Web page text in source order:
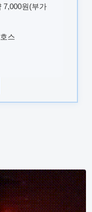
7,000원(부가
스